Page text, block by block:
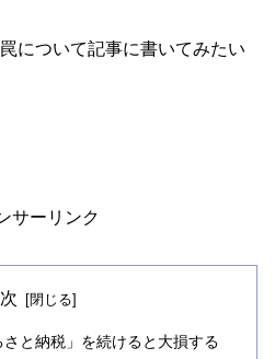
について記事に書いてみたい
サーリンク
と納税」を続けると大損する